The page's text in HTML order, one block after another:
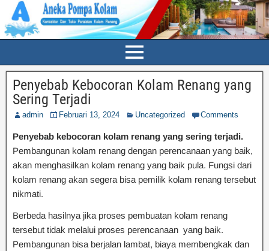
Penyebab Kebocoran Kolam Renang yang
Sering Terjadi
admin Februari 13, 2024 Uncategorized Comments
Penyebab kebocoran kolam renang yang sering terjadi.
Pembangunan kolam renang dengan perencanaan yang baik,
akan menghasilkan kolam renang yang baik pula. Fungsi dari
kolam renang akan segera bisa pemilik kolam renang tersebut
nikmati.
Berbeda hasilnya jika proses pembuatan kolam renang
tersebut tidak melalui proses perencanaan yang baik.
Pembangunan bisa berjalan lambat, biaya membengkak dan